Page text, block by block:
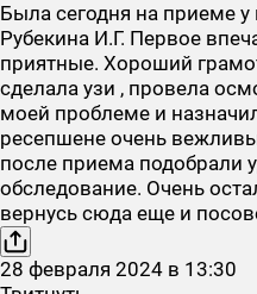
Была сегодня на приеме
Рубекина И.Г. Первое
приятные. Хороший
сделала узи , провела
моей проблеме и
ресепшене очень
после приема подобрали
обследование. Очень
вернусь сюда еще и
28 февраля 2024 в 13:30